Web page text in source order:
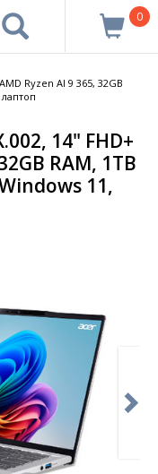
0
Ryzen AI 9 365, 32GB
14" FHD+
RAM, 1TB
11,